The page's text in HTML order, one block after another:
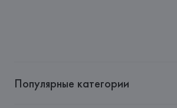
Популярные категории